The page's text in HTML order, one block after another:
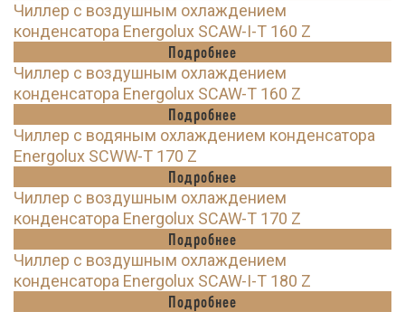
Чиллер с воздушным охлаждением
конденсатора Energolux SCAW-I-T 160 Z
Подробнее
Чиллер с воздушным охлаждением
конденсатора Energolux SCAW-T 160 Z
Подробнее
Чиллер с водяным охлаждением конденсатора
Energolux SCWW-T 170 Z
Подробнее
Чиллер с воздушным охлаждением
конденсатора Energolux SCAW-T 170 Z
Подробнее
Чиллер с воздушным охлаждением
конденсатора Energolux SCAW-I-T 180 Z
Подробнее